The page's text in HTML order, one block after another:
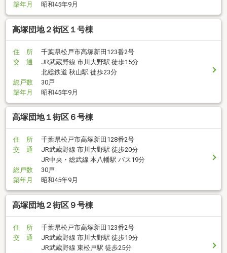
築年月
昭和45年9月
高塚団地２街区１号棟
住 所
千葉県松戸市高塚新田123番2号
交 通
JR武蔵野線 市川大野駅 徒歩15分
北総鉄道 秋山駅 徒歩23分
総戸数
30戸
築年月
昭和45年9月
高塚団地１街区６号棟
住 所
千葉県松戸市高塚新田128番2号
交 通
JR武蔵野線 市川大野駅 徒歩20分
JR中央・総武線 本八幡駅 バス19分
総戸数
30戸
築年月
昭和45年9月
高塚団地２街区９号棟
住 所
千葉県松戸市高塚新田123番2号
交 通
JR武蔵野線 市川大野駅 徒歩19分
JR武蔵野線 東松戸駅 徒歩25分